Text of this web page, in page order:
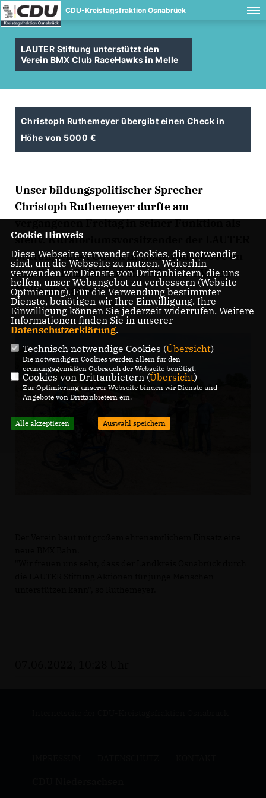
CDU-Kreistagsfraktion Osnabrück
LAUTER Stiftung unterstützt den
Verein BMX Club RaceHawks in Melle
Christoph Ruthemeyer übergibt einen Check in
Höhe von 5000
Unser bildungspolitischer Sprecher
Christoph Ruthemeyer durfte am
vergangenen Freitag in seiner Funktion als
stellv. Kuratoriumsvorsitzender der LAUTER
Stiftung einen Check in Höhe von 5.000€ an
den Verein BMX Club RaceHawks e.V. aus
Melle übergeben.
Cookie Hinweis
Diese Webseite verwendet Cookies, die notwendig
sind, um die Webseite zu nutzen. Weiterhin
verwenden wir Dienste von Drittanbietern, die uns
helfen, unser Webangebot zu verbessern (Website-
Optmierung). Für die Verwendung bestimmter
Dienste, benötigen wir Ihre Einwilligung. Ihre
Einwilligung können Sie jederzeit widerrufen. Weitere
Informationen finden Sie in unserer
Datenschutzerklärung.
Technisch notwendige Cookies (Übersicht)
Die notwendigen Cookies werden allein für den
ordnungsgemäßen Gebrauch der Webseite benötigt.
Cookies von Drittanbietern (Übersicht)
Zur Optimierung unserer Webseite binden wir Dienste und
Angebote von Drittanbietern ein.
Alle akzeptieren Auswahl speichern